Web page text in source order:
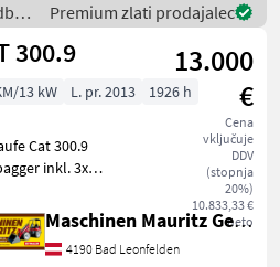
/
Premium zlati prodajalec
300.9
13.000
€
Cena
vključuje
DDV
(stopnja
20%)
10.833,33 €
neto
13 kW L. pr. 2013 1926 h
Cat 300.9
inkl. 3x
vorne,
Stunden, sofort
gute Ketten
Maschinen Mauritz GesmbH
4190 Bad Leonfelden